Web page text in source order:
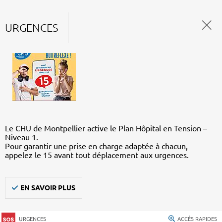
URGENCES
Le CHU de Montpellier active le Plan Hôpital en Tension –
Niveau 1.
Pour garantir une prise en charge adaptée à chacun,
appelez le 15 avant tout déplacement aux urgences.
EN SAVOIR PLUS
URGENCES ACCÈS RAPIDES